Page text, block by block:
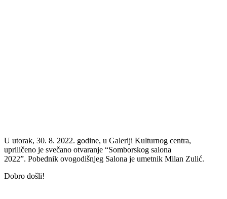
U utorak, 30. 8. 2022. godine, u Galeriji Kulturnog centra,
upriličeno je svečano otvaranje “Somborskog salona
2022”. Pobednik ovogodišnjeg Salona je umetnik Milan Zulić.
Dobro došli!